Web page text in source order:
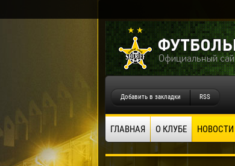
Добавить в закладки RSS
ГЛАВНАЯ О КЛУБЕ НОВОСТИ